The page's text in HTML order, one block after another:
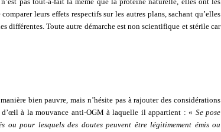
leurs effets respectifs sur les autres plans, sachant qu’elles
différentes. Toute autre démarche est non scientifique et stérile car
bien pauvre, mais n’hésite pas à rajouter des considérations
à la mouvance anti-OGM à laquelle il appartient : « Se pose
ou pour lesquels des doutes peuvent être légitimement émis ou